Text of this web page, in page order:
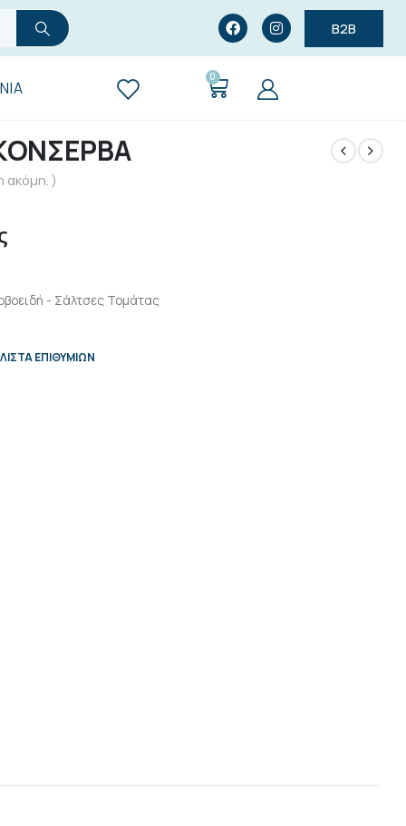
B2B
0
ακόμη. )
- Σάλτσες Τομάτας
ΕΠΙΘΥΜΙΏΝ